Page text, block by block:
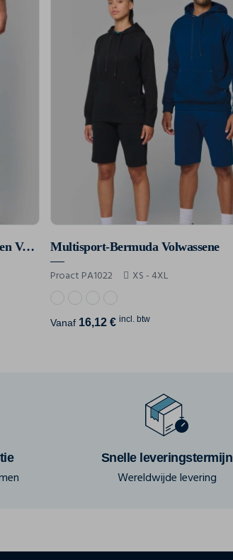
Multisport-Joggingbroek Met Zakken Volwassene Multisport-Bermuda Volwassene
Proact PA1022 XS - 4XL
Vanaf 16,12 € incl. btw
Snelle leveringstermijn
Wereldwijde levering